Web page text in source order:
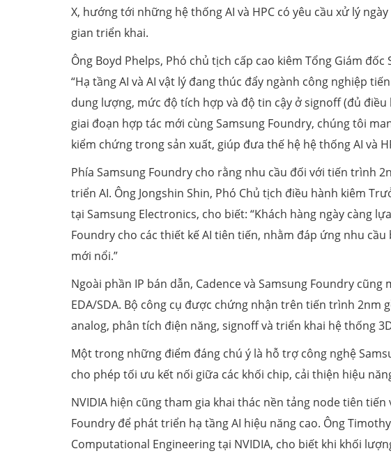
X, hướng tới những hệ thống AI và HPC có yêu cầu xử lý
gian triển khai.
Ông Boyd Phelps, Phó chủ tịch cấp cao kiêm Tổng Giám
“Hạ tầng AI và AI vật lý đang thúc đẩy ngành công nghiệp
dung lượng, mức độ tích hợp và độ tin cậy ở signoff (đủ
giai đoạn hợp tác mới cùng Samsung Foundry, chúng tôi
kiểm chứng trong sản xuất, giúp đưa thế hệ hệ thống AI và
Phía Samsung Foundry cho rằng nhu cầu đối với tiến trình
triển AI. Ông Jongshin Shin, Phó Chủ tịch điều hành kiêm
tại Samsung Electronics, cho biết: “Khách hàng ngày càng
Foundry cho các thiết kế AI tiên tiến, nhằm đáp ứng nhu
mới nổi.”
Ngoài phần IP bán dẫn, Cadence và Samsung Foundry
EDA/SDA. Bộ công cụ được chứng nhận trên tiến trình 2nm
analog, phân tích điện năng, signoff và triển khai hệ thống
Một trong những điểm đáng chú ý là hỗ trợ công nghệ
cho phép tối ưu kết nối giữa các khối chip, cải thiện hiệu
NVIDIA hiện cũng tham gia khai thác nền tảng node tiên tiến
Foundry để phát triển hạ tầng AI hiệu năng cao. Ông
Computational Engineering tại NVIDIA, cho biết khi khối